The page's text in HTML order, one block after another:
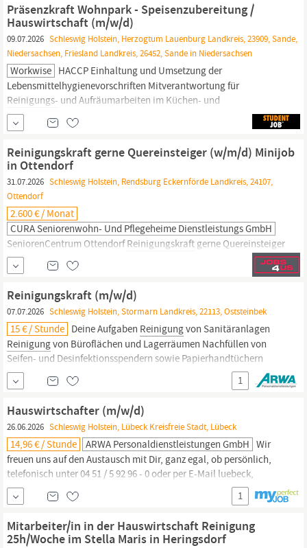
zum 15.08.2026 eineReinigungskraft(m/w/d) für unseren
Integrationskindergarten in Oldenburd in
Präsenzkraft Wohnpark - Speisenzubereitung /
Hauswirtschaft (m/w/d)
09.07.2026 Schleswig Holstein, Herzogtum Lauenburg Landkreis, 23909, Sande,
Niedersachsen, Friesland Landkreis, 26452, Sande in Niedersachsen
Workwise HACCP Einhaltung und Umsetzung der
Lebensmittelhygienevorschriften Mitverantwortung für
Reinigungs- und Aufräumarbeiten im Küchen- und
Tagespflegebereich Das zeichnet dich aus: Gesundheitliche &
Psychische Stabilität Sehr gute
Hauswirtschaftskenntnisse
(insbesondere deutsche & altdeutsche Küche) Positive Einstellung
zur Arbeit mit
Reinigungskraft gerne Quereinsteiger (w/m/d) Minijob
in Ottendorf
31.07.2026 Schleswig Holstein, Rendsburg Eckernförde Landkreis, 24107,
Ottendorf
2.600 € / Monat
CURA Seniorenwohn- Und Pflegeheime Dienstleistungs GmbH
SeniorenCentrum OttendorfReinigungskraft gerne Quereinsteiger
(w/m/d) Minijob in Ottendorf
05.08.2026 auf geringfügiger Basis (10 Std./Woche) zum
nächstmöglichen Zeitpunkt. Arbeitszeit: flexibel. Unser CURA
SeniorenCentrum Ottendorf (in 24107 Ottendorf) befindet sich 10
Fahrminuten westlich von Kiel, nah am...
Reinigungskraft (m/w/d)
07.07.2026 Schleswig Holstein, Stormarn Landkreis, 22113, Oststeinbek
15 € / Stunde Deine Aufgaben Reinigungvon Sanitäranlagen
Reinigungvon Büroflächen und Lagerräumen Nachfüllen von
Seifen- und Desinfektionsspendern sowie Papierhandtüchern
Unterhaltsreinigung von verschiedenen Bereichen nach
ReinigungsplanBringst Du folgende Qualifikationen mit?
Belastbarkeit Selbständiges Arbeiten Sorgfalt...
1
Hauswirtschafter (m/w/d)
26.06.2026 Schleswig Holstein, Lübeck Kreisfreie Stadt, Lübeck
14,96 € / Stunde ARWA Personaldienstleistungen GmbH Wir
freuen uns auf den Austausch mit Dir, ganz egal, ob persönlich,
telefonisch unter 04 51 / 5 92 96 - 0 oder per E-Mail luebeck,
Fachkraft für
Hauswirtschaft
Hauswirtschaftsmeister
(m/w/d), Hauswirtschaftsfachkraft
Hauswirtschaftshelfer
Hauswirtschaftsleiter(m/w/d)
1
Mitarbeiter/in in der Hauswirtschaft Reinigung
25h/Woche im Stella Maris in Heringsdorf